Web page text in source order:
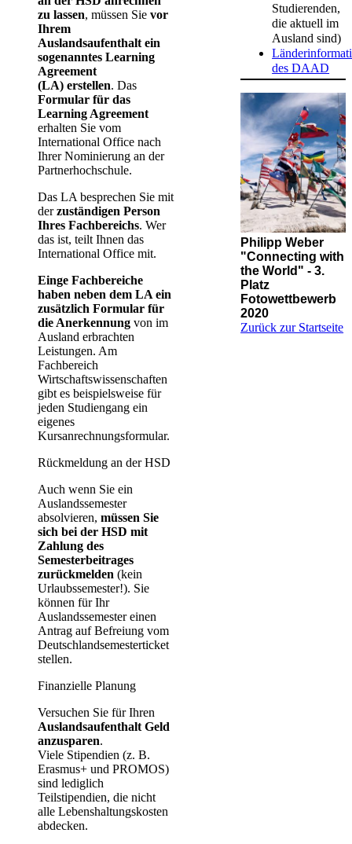
zu lassen, müssen Sie vor
Ihrem
Auslandsaufenthalt ein
sogenanntes Learning
Agreement
(LA) erstellen. Das
Formular für das
Learning Agreement
erhalten Sie vom
International Office nach
Ihrer Nominierung an der
Partnerhochschule.
Das LA besprechen Sie mit
derzuständigen Person
Ihres Fachbereichs. Wer
das ist, teilt Ihnen das
International Office mit.
Einge Fachbereiche
haben neben dem LA ein
zusätzlich Formular für
die Anerkennung von im
Ausland erbrachten
Leistungen. Am
Fachbereich
Wirtschaftswissenschaften
gibt es beispielsweise für
jeden Studiengang ein
eigenes
Kursanrechnungsformular.
Rückmeldung an der HSD
Auch wenn Sie ein
Auslandssemester
absolvieren, müssen Sie
sich bei der HSD mit
Zahlung des
Semesterbeitrages
zurückmelden (kein
Urlaubssemester!). Sie
können für Ihr
Auslandssemester einen
Antrag auf Befreiung vom
Deutschlandsemesterticket
stellen.
Finanzielle Planung
Versuchen Sie für Ihren
Auslandsaufenthalt Geld
anzusparen.
Viele Stipendien (z. B.
Erasmus+ und PROMOS)
sind lediglich
Teilstipendien, die nicht
alle Lebenshaltungskosten
abdecken.
Studierenden,
die aktuell im
Ausland sind)
des DAAD
Philipp Weber
"Connecting with
the World" - 3.
Platz
Fotowettbewerb
2020
Zurück zur Startseite